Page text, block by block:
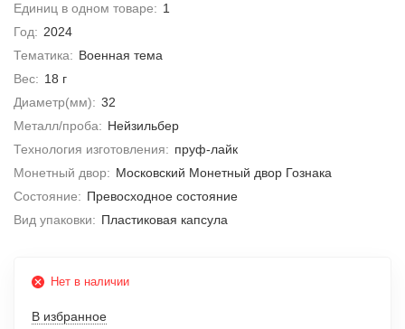
Единиц в одном товаре: 1
Год: 2024
Тематика: Военная тема
Вес: 18 г
Диаметр(мм): 32
Металл/проба: Нейзильбер
Технология изготовления: пруф-лайк
Монетный двор: Московский Монетный двор Гознака
Состояние: Превосходное состояние
Вид упаковки: Пластиковая капсула
Нет в наличии
В избранное